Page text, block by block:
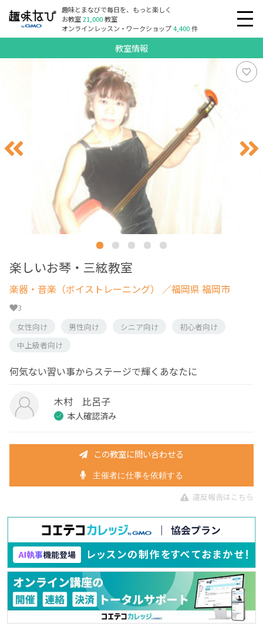
趣味とまなびで毎日を、もっと楽しく
お教室21,000教室
オンラインレッスン・ワークショップ4,400件
教室情報
楽しいお琴・三絃教室
楽器・音楽（ボイストレーニング） ／福岡県 福岡市
3
女性向け
男性向け シニア向け
初心者向け
中上級者向け
何気ない習い事からステージで輝くあなたに
木村 比呂子
本人確認済み
この教室に問い合わせる
主催者に仕事を依頼する
違反報告はこちら